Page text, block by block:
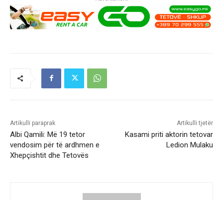
Artikulli paraprak
Albi Qamili: Më 19 tetor
vendosim për të ardhmen e
Xhepçishtit dhe Tetovës
Artikulli tjetër
Kasami priti aktorin tetovar
Ledion Mulaku